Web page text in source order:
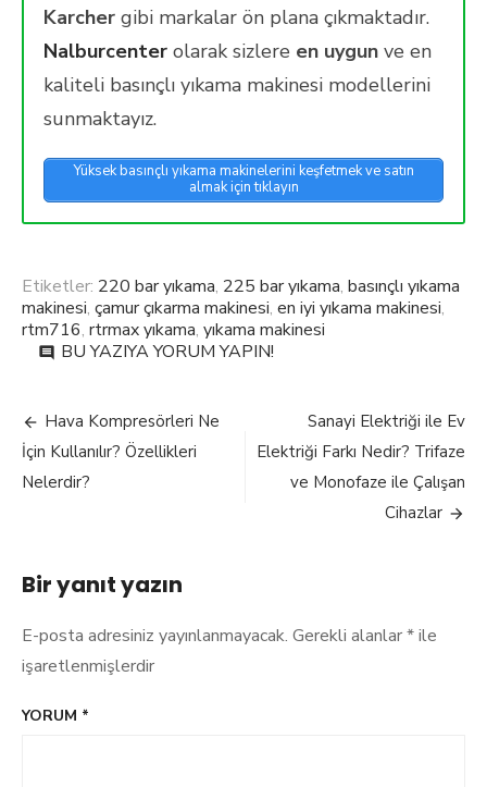
Karcher gibi markalar ön plana çıkmaktadır.
Nalburcenter olarak sizlere en uygun ve en
kaliteli basınçlı yıkama makinesi modellerini
sunmaktayız.
Yüksek basınçlı yıkama makinelerini keşfetmek ve satın
almak için tıklayın
Etiketler: 220 bar yıkama, 225 bar yıkama, basınçlı yıkama
makinesi, çamur çıkarma makinesi, en iyi yıkama makinesi,
rtm716, rtrmax yıkama, yıkama makinesi
comment BU YAZIYA YORUM YAPIN!
Makinesi
Yıkama
Makinesi
Yazı
gezinmesi
Hava Kompresörleri Ne
İçin Kullanılır? Özellikleri
Nelerdir?
Sanayi Elektriği ile Ev
Elektriği Farkı Nedir? Trifaze
ve Monofaze ile Çalışan
Cihazlar
Bir yanıt yazın
E-posta adresiniz yayınlanmayacak. Gerekli alanlar*ile
işaretlenmişlerdir
YORUM *